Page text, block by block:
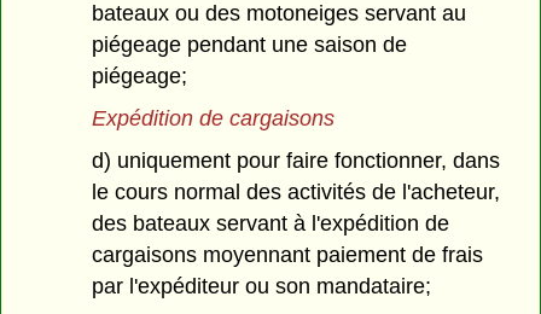
bateaux ou des motoneiges servant au
piégeage pendant une saison de
piégeage;
Expédition de cargaisons
d) uniquement pour faire fonctionner, dans
le cours normal des activités de l'acheteur,
des bateaux servant à l'expédition de
cargaisons moyennant paiement de frais
par l'expéditeur ou son mandataire;